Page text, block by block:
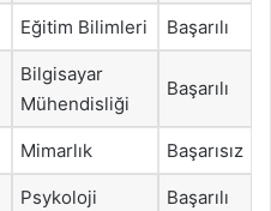
Eğitim Bilimleri Başarılı
Bilgisayar
Mühendisliği
Başarılı
Mimarlık Başarısız
Psykoloji Başarılı